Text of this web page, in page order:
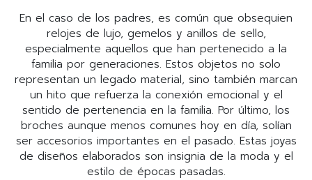
En el caso de los padres, es común que obsequien
relojes de lujo, gemelos y anillos de sello,
especialmente aquellos que han pertenecido a la
familia por generaciones. Estos objetos no solo
representan un legado material, sino también marcan
un hito que refuerza la conexión emocional y el
sentido de pertenencia en la familia. Por último, los
broches aunque menos comunes hoy en día, solían
ser accesorios importantes en el pasado. Estas joyas
de diseños elaborados son insignia de la moda y el
estilo de épocas pasadas.